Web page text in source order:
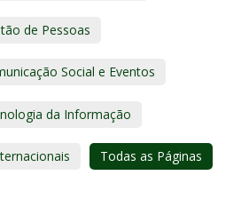
de Pessoas
Social e Eventos
da Informação
Todas as Páginas